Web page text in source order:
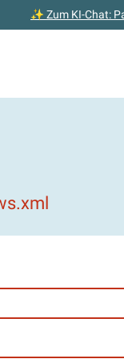
✨ Zum KI-Chat: